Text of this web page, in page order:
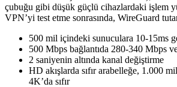
çubuğu gibi düşük güçlü cihazlardaki işlem
VPN’yi test etme sonrasında, WireGuard
500 mil içindeki sunuculara 10-15ms
500 Mbps bağlantıda 280-340 Mbps
2 saniyenin altında kanal değiştirme
HD akışlarda sıfır arabelleğe, 1.000
4K’da sıfır